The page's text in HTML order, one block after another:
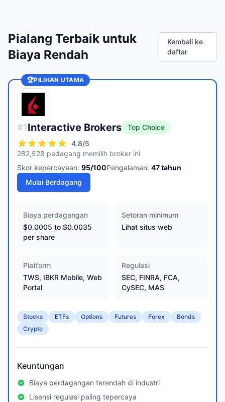
Pialang Terbaik untuk
Biaya Rendah
Kembali ke
daftar
🏆PILIHAN UTAMA
#1Interactive Brokers
Top Choice
4.8/5
282,528 pedagang memilih broker ini
Skor kepercayaan: 95/100Pengalaman: 47tahun
Mulai Berdagang
Biaya perdagangan
$0.0005 to $0.0035
per share
Setoran minimum
Lihat situs web
Platform
TWS, IBKR Mobile, Web
Portal
Regulasi
SEC, FINRA, FCA,
CySEC, MAS
Stocks ETFs Options Futures Forex
Bonds
Crypto
Keuntungan
Biaya perdagangan terendah di industri
Lisensi regulasi paling tepercaya